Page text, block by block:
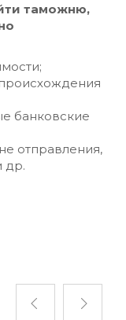
таможню,
банковские
отправления,
др.